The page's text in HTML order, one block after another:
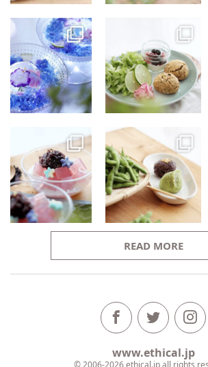
READ MORE
www.ethical.jp
© 2006-2026 ethical.jp all rights